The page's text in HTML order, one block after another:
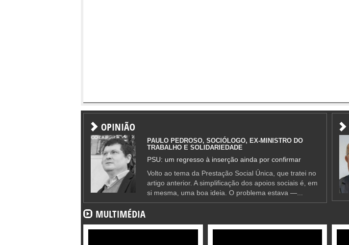
OPINIÃO
PAULO PEDROSO, SOCIÓLOGO, EX-MINISTRO DO
TRABALHO E SOLIDARIEDADE
PSU: um regresso à inserção ainda por confirmar
Volto ao tema da Prestação Social Única, que tratei no
artigo anterior. A simplificação dos apoios sociais é, em
si mesma, uma boa ideia. O problema estava —...
MULTIMÉDIA